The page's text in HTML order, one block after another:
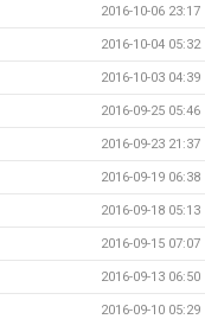
2016-10-06 23:17
2016-10-04 05:32
2016-10-03 04:39
2016-09-25 05:46
2016-09-23 21:37
2016-09-19 06:38
2016-09-18 05:13
2016-09-15 07:07
2016-09-13 06:50
2016-09-10 05:29